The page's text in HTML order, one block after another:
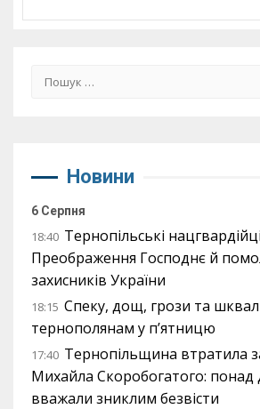
Пошук:
Новини
6 Серпня
18:40 Тернопільські
Преображення Господнє й
захисників України
18:15 Спеку, дощ, грози та
тернополянам у п’ятницю
17:40 Тернопільщина втратила
Михайла Скоробогатого: понад
вважали зниклим безвісти